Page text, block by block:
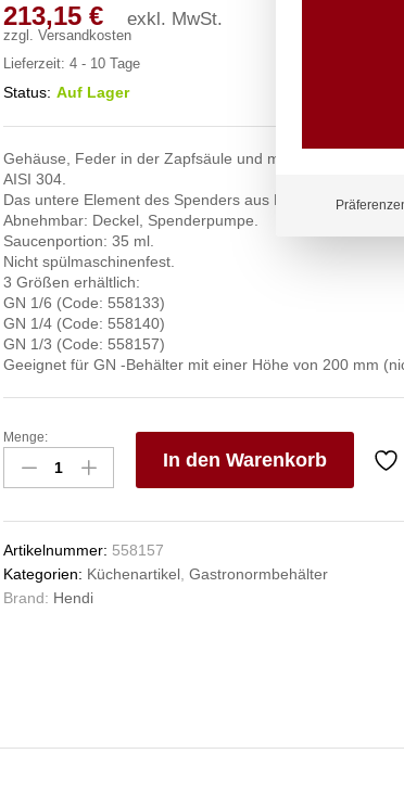
213,15 € exkl. MwSt.
zzgl. Versandkosten
Lieferzeit: 4 - 10 Tage
Status: Auf Lager
Gehäuse, Feder in der Zapfsäule und mechanisches
AISI 304.
Das untere Element des Spenders aus Polypropylen.
Abnehmbar: Deckel, Spenderpumpe.
Saucenportion: 35 ml.
Nicht spülmaschinenfest.
3 Größen erhältlich:
GN 1/6 (Code: 558133)
GN 1/4 (Code: 558140)
GN 1/3 (Code: 558157)
Geeignet für GN -Behälter mit einer Höhe von 200 mm
Deckel
mit
Spender
Behälter,
aus
rostfreiem
Anzahl
Menge:
In den Warenkorb
Artikelnummer: 558157
Kategorien: Küchenartikel, Gastronormbehälter
Brand: Hendi